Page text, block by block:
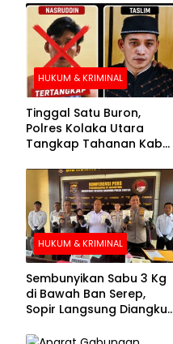
HUKUM & KRIMINAL
Tinggal Satu Buron,
Polres Kolaka Utara
Tangkap Tahanan Kabur
Pengejaran
HUKUM & KRIMINAL
Sembunyikan Sabu 3 Kg
di Bawah Ban Serep,
Sopir Langsung Diangkut